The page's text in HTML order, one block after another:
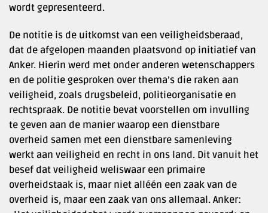
wordt gepresenteerd.
De notitie is de uitkomst van een veiligheidsberaad,
dat de afgelopen maanden plaatsvond op initiatief van
Anker. Hierin werd met onder anderen wetenschappers
en de politie gesproken over thema’s die raken aan
veiligheid, zoals drugsbeleid, politieorganisatie en
rechtspraak. De notitie bevat voorstellen om invulling
te geven aan de manier waarop een dienstbare
overheid samen met een dienstbare samenleving
werkt aan veiligheid en recht in ons land. Dit vanuit het
besef dat veiligheid weliswaar een primaire
overheidstaak is, maar niet alléén een zaak van de
overheid is, maar een zaak van ons allemaal. Anker: